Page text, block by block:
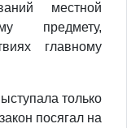
местной
предмету,
главному
только
посягал на